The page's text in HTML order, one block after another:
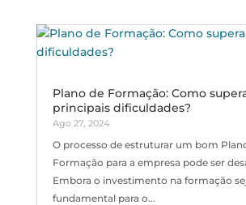
Plano de Formação: Como
principais dificuldades?
Ago 27, 2024
O processo de estruturar um bom
Formação para a empresa pode ser
Embora o investimento na formação
fundamental para o...